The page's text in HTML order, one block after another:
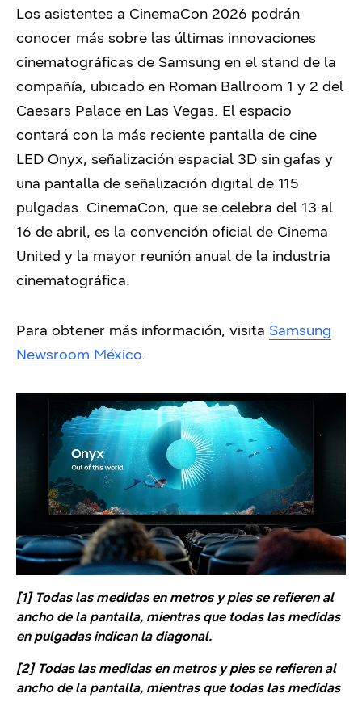
Los asistentes a CinemaCon 2026 podrán
conocer más sobre las últimas innovaciones
cinematográficas de Samsung en el stand de la
compañía, ubicado en Roman Ballroom 1 y 2 del
Caesars Palace en Las Vegas. El espacio
contará con la más reciente pantalla de cine
LED Onyx, señalización espacial 3D sin gafas y
una pantalla de señalización digital de 115
pulgadas. CinemaCon, que se celebra del 13 al
16 de abril, es la convención oficial de Cinema
United y la mayor reunión anual de la industria
cinematográfica.
Para obtener más información, visita Samsung
Newsroom México.
[1] Todas las medidas en metros y pies se refieren al
ancho de la pantalla, mientras que todas las medidas
en pulgadas indican la diagonal.
[2] Todas las medidas en metros y pies se refieren al
ancho de la pantalla, mientras que todas las medidas